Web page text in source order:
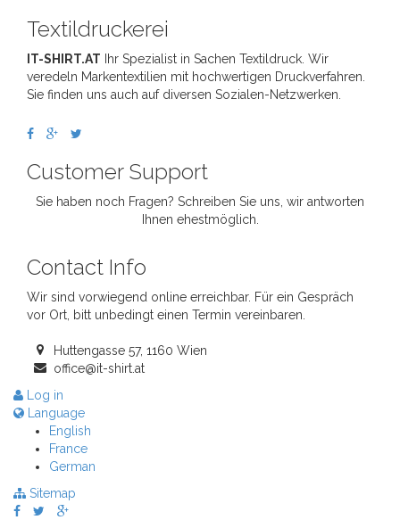
Textildruckerei
IT-SHIRT.AT Ihr Spezialist in Sachen Textildruck. Wir
veredeln Markentextilien mit hochwertigen Druckverfahren.
Sie finden uns auch auf diversen Sozialen-Netzwerken.
Customer Support
Sie haben noch Fragen? Schreiben Sie uns, wir antworten
Ihnen ehestmöglich.
Contact Info
Wir sind vorwiegend online erreichbar. Für ein Gespräch
vor Ort, bitt unbedingt einen Termin vereinbaren.
Huttengasse 57, 1160 Wien
office@it-shirt.at
Log in
Language
English
France
German
Sitemap